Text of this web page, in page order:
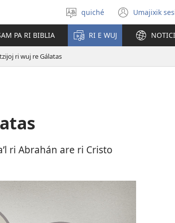
Uchaʼik
jun
chʼabʼal
quiché Umajixik(opens
new
PA RI BIBLIA RI E WUJ
ri wuj re Gálatas
ri Abrahán are ri Cristo